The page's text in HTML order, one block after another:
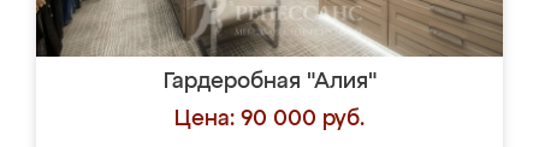
Гардеробная "Алия"
Цена: 90 000 руб.